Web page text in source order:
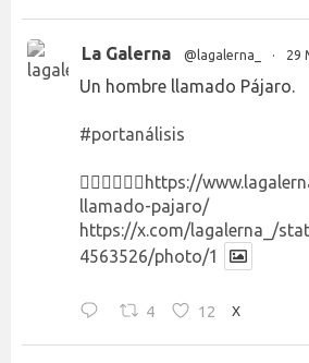
La Galerna @lagalerna_ · 29
Un hombre llamado Pájaro.
#portanálisis
👉🏻👉🏻👉🏻 https://
llamado-pajaro/
https://x.com/lagalerna_/
4563526/photo/1
4 12 X